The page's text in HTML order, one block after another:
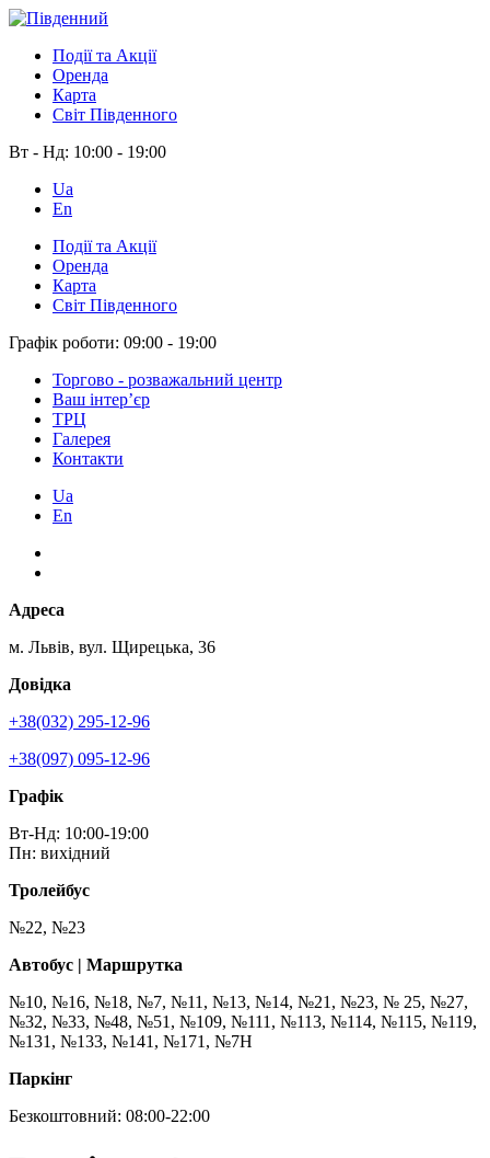
Події та Акції
Оренда
Карта
Світ Південного
Вт - Нд: 10:00 - 19:00
Ua
En
Події та Акції
Оренда
Карта
Світ Південного
Графік роботи: 09:00 - 19:00
Торгово - розважальний центр
Ваш інтер’єр
ТРЦ
Галерея
Контакти
Ua
En
Адреса
м. Львів, вул. Щирецька, 36
Довідка
+38(032) 295-12-96
+38(097) 095-12-96
Графік
Вт-Нд: 10:00-19:00
Пн: вихідний
Тролейбус
№22, №23
Автобус | Маршрутка
№10, №16, №18, №7, №11, №13, №14, №21, №23, № 25, №27,
№32, №33, №48, №51, №109, №111, №113, №114, №115, №119,
№131, №133, №141, №171, №7Н
Паркінг
Безкоштовний: 08:00-22:00